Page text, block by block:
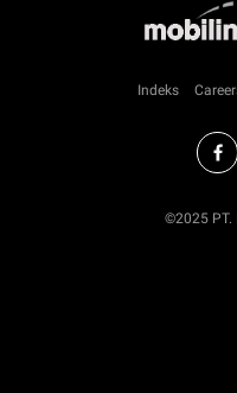
Indeks
©2025 PT.